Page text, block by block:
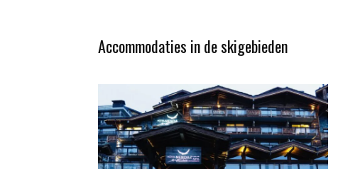
Accommodaties in de skigebieden